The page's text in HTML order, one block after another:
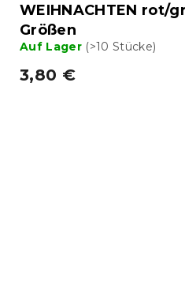
WEIHNACHTEN rot/
Größen
Auf Lager (>10 Stücke)
3,80 €